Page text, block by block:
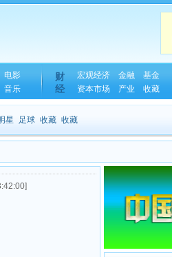
电影
音乐
财
经
宏观经济 金融
基金
资本市场
产业 收藏
星 足球 收藏 收藏